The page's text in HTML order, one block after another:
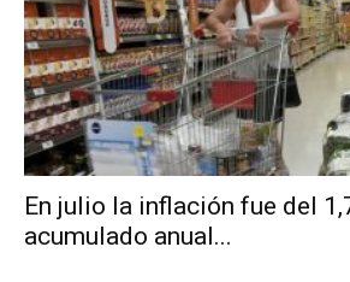
En julio la inflación fue del
acumulado anual...